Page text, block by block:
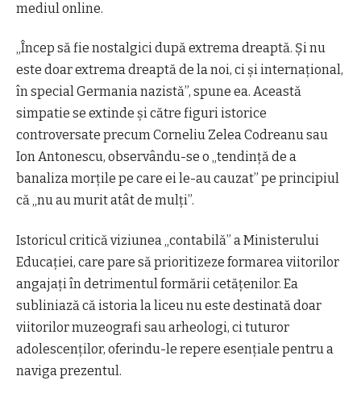
mediul online.
„Încep să fie nostalgici după extrema dreaptă. Şi nu
este doar extrema dreaptă de la noi, ci şi internaţional,
în special Germania nazistă”, spune ea. Această
simpatie se extinde şi către figuri istorice
controversate precum Corneliu Zelea Codreanu sau
Ion Antonescu, observându-se o „tendinţă de a
banaliza morţile pe care ei le-au cauzat” pe principiul
că „nu au murit atât de mulţi”.
Istoricul critică viziunea „contabilă” a Ministerului
Educaţiei, care pare să prioritizeze formarea viitorilor
angajaţi în detrimentul formării cetăţenilor. Ea
subliniază că istoria la liceu nu este destinată doar
viitorilor muzeografi sau arheologi, ci tuturor
adolescenţilor, oferindu-le repere esenţiale pentru a
naviga prezentul.